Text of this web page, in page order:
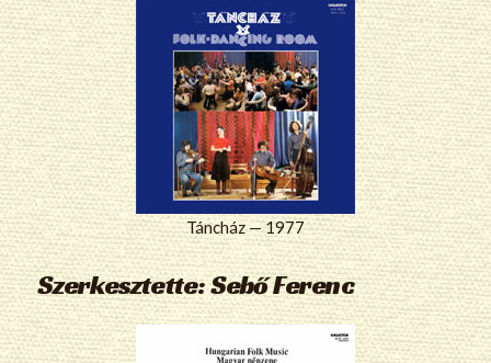
Táncház — 1977
Szerkesztette: Sebő Ferenc